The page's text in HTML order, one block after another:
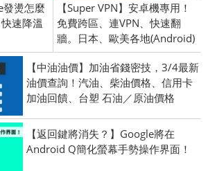
發燙怎麼
速降溫
【Super VPN】安卓機專用！
免費跨區、連VPN、快速翻
牆。日本、歐美各地(Android)
【中油油價】加油省錢密技，3/4最新
油價查詢！汽油、柴油價格、信用卡
加油回饋、台塑 石油／原油價格
【返回鍵將消失？】Google將在
Android Q簡化螢幕手勢操作界面！